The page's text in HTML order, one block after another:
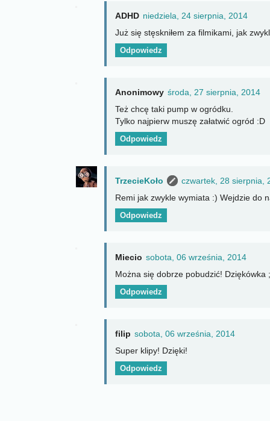
ADHD niedziela, 24 sierpnia, 2014
Już się stęskniłem za filmikami, jak
Odpowiedz
Anonimowy środa, 27 sierpnia, 2014
Też chcę taki pump w ogródku.
Tylko najpierw muszę załatwić ogród :D
Odpowiedz
TrzecieKoło
czwartek, 28 sierpnia,
Remi jak zwykle wymiata :) Wejdzie do
Odpowiedz
Miecio sobota, 06 września, 2014
Można się dobrze pobudzić! Dziękówka
Odpowiedz
filip sobota, 06 września, 2014
Super klipy! Dzięki!
Odpowiedz